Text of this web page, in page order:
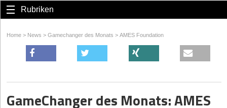
Rubriken
Home > News > Gamechanger des Monats > AMES Foundation
GameChanger des Monats: AMES